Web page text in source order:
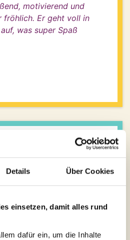
Details Über Cookies
einsetzen, damit alles rund
dafür ein, um die Inhalte
motivierend und
fröhlich. Er geht voll in
was super Spaß
nur, dass es eine
dem Unterricht kann
Noten zu können.
der Unterricht war